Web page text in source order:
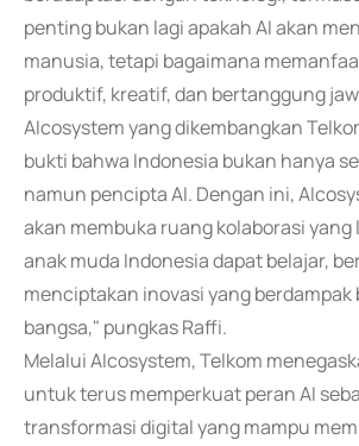
penting bukan lagi apakah AI akan
manusia, tetapi bagaimana
produktif, kreatif, dan bertanggung
AIcosystem yang dikembangkan
bukti bahwa Indonesia bukan hanya
namun pencipta AI. Dengan ini,
akan membuka ruang kolaborasi yang
anak muda Indonesia dapat belajar,
menciptakan inovasi yang berdampak
bangsa," pungkas Raffi.
Melalui AIcosystem, Telkom
untuk terus memperkuat peran AI
transformasi digital yang mampu